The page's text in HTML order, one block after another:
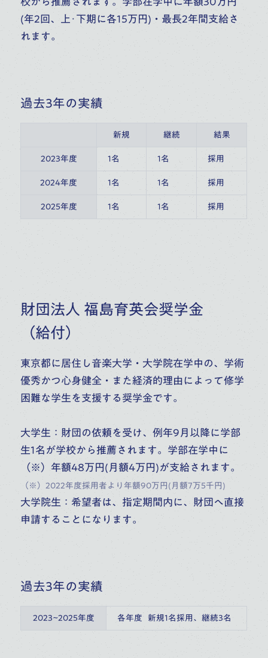
(年2回、上･下期に各15万円)・最長2年間支給さ
れます。
過去3年の実績
新規 継続 結果
2023年度 1名 1名 採用
2024年度 1名 1名 採用
2025年度 1名 1名 採用
財団法人 福島育英会奨学金
（給付）
東京都に居住し音楽大学・大学院在学中の、学術
優秀かつ心身健全・また経済的理由によって修学
困難な学生を支援する奨学金です。
大学生：財団の依頼を受け、例年9月以降に学部
生1名が学校から推薦されます。学部在学中に
（※）年額48万円(月額4万円)が支給されます。
（※）2022年度採用者より年額90万円(月額7万5千円)
大学院生：希望者は、指定期間内に、財団へ直接
申請することになります。
過去3年の実績
2023~2025年度 各年度   新規1名採用、継続3名